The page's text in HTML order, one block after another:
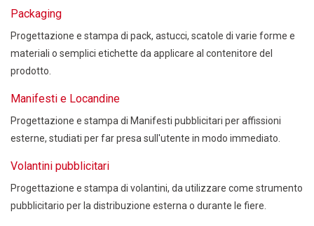
Packaging
Progettazione e stampa di pack, astucci, scatole di varie forme e
materiali o semplici etichette da applicare al contenitore del
prodotto.
Manifesti e Locandine
Progettazione e stampa di Manifesti pubblicitari per affissioni
esterne, studiati per far presa sull'utente in modo immediato.
Volantini pubblicitari
Progettazione e stampa di volantini, da utilizzare come strumento
pubblicitario per la distribuzione esterna o durante le fiere.